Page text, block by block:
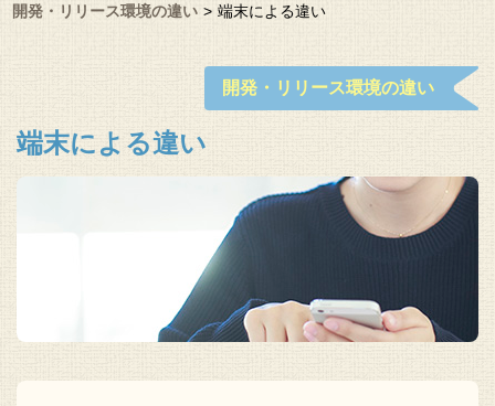
開発・リリース環境の違い > 端末による違い
開発・リリース環境の違い
端末による違い